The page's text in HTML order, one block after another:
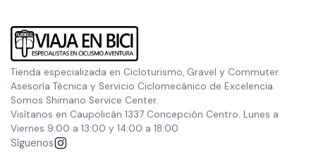
Tienda especializada en Cicloturismo, Gravel y Commuter.
Asesoría Técnica y Servicio Ciclomecánico de Excelencia.
Somos Shimano Service Center.
Visítanos en Caupolicán 1337 Concepción Centro. Lunes a
Viernes 9:00 a 13:00 y 14:00 a 18:00
Síguenos